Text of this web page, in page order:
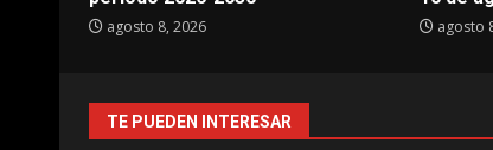
agosto 8, 2026 agosto
TE PUEDEN INTERESAR